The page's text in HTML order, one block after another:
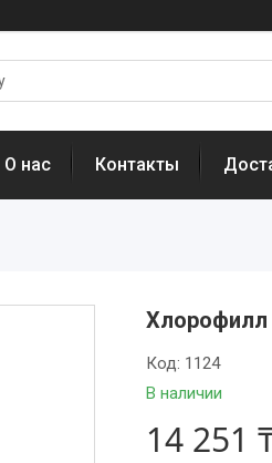
О нас Контакты
Хлорофилл
В наличии
Код: 1124
14 251